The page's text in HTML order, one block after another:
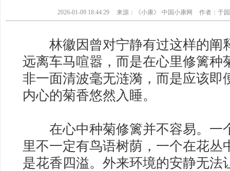
2026-01-09 18:44:29 来源：《小康》·中国小康网 作者：于园
林徽因曾对宁静有过这样的阐
远离车马喧嚣，而是在心里修篱种
非一面清波毫无涟漪，而是应该即
内心的菊香悠然入睡。
在心中种菊修篱并不容易。一
里不一定有鸟语树荫，一个在花丛
是花香四溢。外来环境的安静无法